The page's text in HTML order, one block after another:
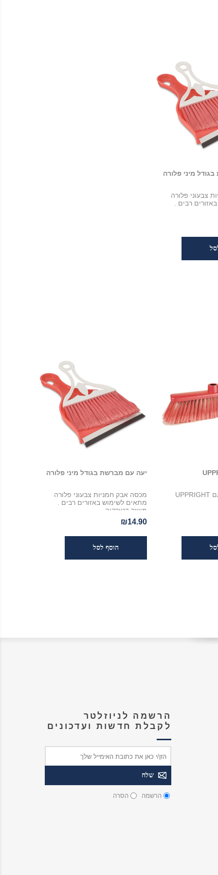
מיני פלורה
צבעוני פלורה
רבים .
מטאטא לבית דגם UPPRIGHT
יעה עם מברשת בגודל מיני פלורה
מכסה אבק חמניות צבעוני פלורה
מתאים לשימוש באזורים רבים .
מיוצר בטורקיה.
₪14.90
הרשמה לניוזלטר
לקבלת חדשות ועדכונים
הרשמה הסרה